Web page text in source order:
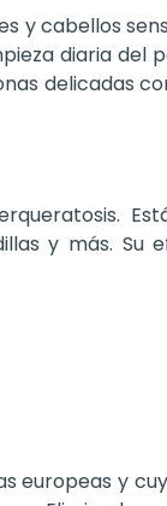
y cabellos
diaria del
delicadas
y más. Su
europeas y